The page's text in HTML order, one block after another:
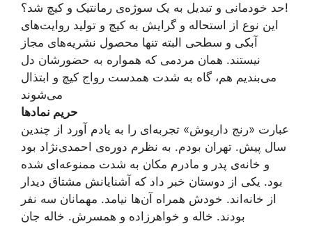
حد خودمانی و تبدیل به یک سوژه‌ی رمانتیک و کیچ شد؟!
این نوع از استحاله و گرایش به کیچ و تولید روایت‌های
آبکی و سطحی البته تنها محصول نشریه‌های مجاز
نیستند. همان مردمی که همواره به حضورشان دل
می‌بندیم هم، گاه به شدت همدست رواج کیچ و ابتذال
می‌شوند
حریم نمادها
عبارت «رنج داریوش» تجربه‌ای را به یادم آورد از چندین
سال پیش. تهران بودم. به نظرم دوره‌ی احمدی‌نژاد بود
و خانه‌ی پدر و مادرم مکان به شدت ممنوعه‌ای شده
بود. یکی از دوستان خبر داد که آشنایانش مشتاق دیدار
از خانه‌اند. خودش همراه آن‌ها نیامد. مهمانان سه نفر
بودند. خاله و خواهرزاده و همسرش. خاله جان